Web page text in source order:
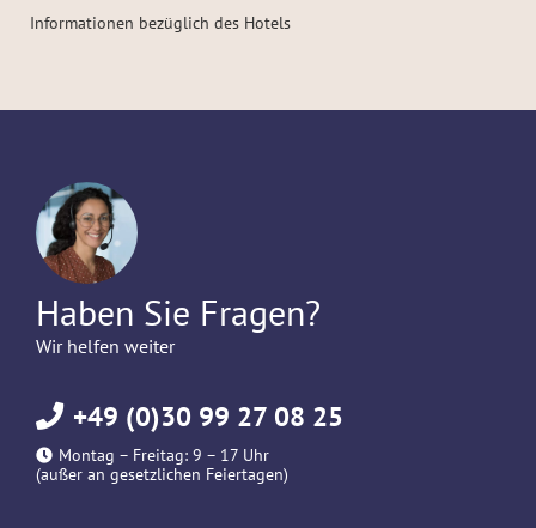
Informationen bezüglich des Hotels
Haben Sie Fragen?
Wir helfen weiter
+49 (0)30 99 27 08 25
Montag – Freitag: 9 – 17 Uhr
(außer an gesetzlichen Feiertagen)